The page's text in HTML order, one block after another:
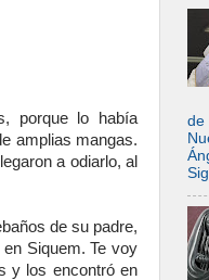
porque lo había
amplias mangas.
a odiarlo, al
de su padre,
Siquem. Te voy
y los encontró en
de